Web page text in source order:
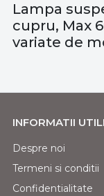
Lampa
cupru, Max
variate de
INFORMATII
Despre noi
Termeni si conditii
Confidentialitate